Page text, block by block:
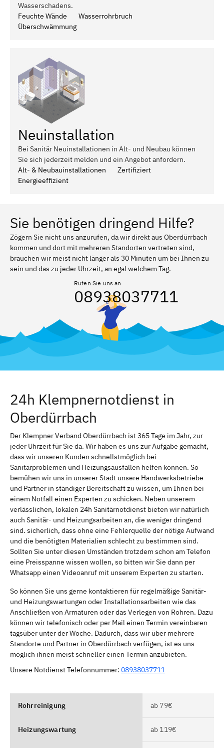
Wasserschadens.
Feuchte Wände
Wasserrohrbruch
Überschwämmung
Neuinstallation
Bei Sanitär Neuinstallationen in Alt- und Neubau können
Sie sich jederzeit melden und ein Angebot anfordern.
Alt- & Neubauinstallationen
Zertifiziert
Energieeffizient
Sie benötigen dringend Hilfe?
Zögern Sie nicht uns anzurufen, da wir direkt aus Oberdürrbach
kommen und dort mit mehreren Standorten vertreten sind,
brauchen wir meist nicht länger als 30 Minuten um bei Ihnen zu
sein und das zu jeder Uhrzeit, an egal welchem Tag.
Rufen Sie uns an
08938037711
24h Klempnernotdienst in
Oberdürrbach
Der Klempner Verband Oberdürrbach ist 365 Tage im Jahr, zur
jeder Uhrzeit für Sie da. Wir haben es uns zur Aufgabe gemacht,
dass wir unseren Kunden schnellstmöglich bei
Sanitärproblemen und Heizungsausfällen helfen können. So
bemühen wir uns in unserer Stadt unsere Handwerksbetriebe
und Partner in ständiger Bereitschaft zu wissen, um Ihnen bei
einem Notfall einen Experten zu schicken. Neben unserem
verlässlichen, lokalen 24h Sanitärnotdienst bieten wir natürlich
auch Sanitär- und Heizungsarbeiten an, die weniger dringend
sind. sicherlich, dass ohne eine Fehlerquelle der nötige Aufwand
und die benötigten Materialien schlecht zu bestimmen sind.
Sollten Sie unter diesen Umständen trotzdem schon am Telefon
eine Preisspanne wissen wollen, so bitten wir Sie dann per
Whatsapp einen Videoanruf mit unserem Experten zu starten.
So können Sie uns gerne kontaktieren für regelmäßige Sanitär-
und Heizungswartungen oder Installationsarbeiten wie das
Anschließen von Armaturen oder das Verlegen von Rohren. Dazu
können wir telefonisch oder per Mail einen Termin vereinbaren
tagsüber unter der Woche. Dadurch, dass wir über mehrere
Standorte und Partner in Oberdürrbach verfügen, ist es uns
möglich ihnen meist schneller einen Termin anzubieten.
Unsere Notdienst Telefonnummer: 08938037711
Rohrreinigung ab 79€
Heizungswartung ab 119€